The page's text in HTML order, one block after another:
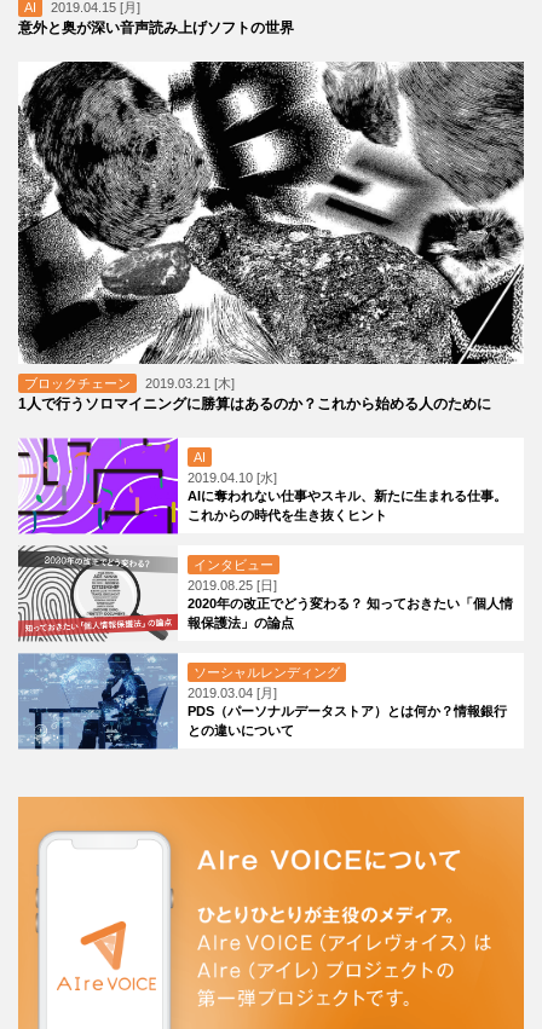
AI 2019.04.15 [月]
意外と奥が深い音声読み上げソフトの世界
ブロックチェーン 2019.03.21 [木]
1人で行うソロマイニングに勝算はあるのか？これから始める人のために
AI
2019.04.10 [水]
AIに奪われない仕事やスキル、新たに生まれる仕事。
これからの時代を生き抜くヒント
インタビュー
2019.08.25 [日]
2020年の改正でどう変わる？ 知っておきたい「個人情
報保護法」の論点
ソーシャルレンディング
2019.03.04 [月]
PDS（パーソナルデータストア）とは何か？情報銀行
との違いについて